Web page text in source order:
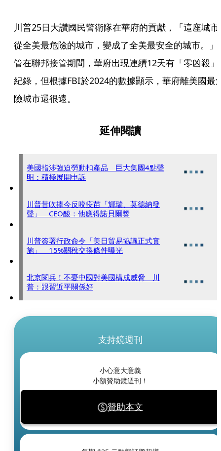
川普25日大讚國民警衛隊在華府的貢獻，「這座城市
從全美最危險的城市，變成了全美最安全的城市。」
管在聯邦接管期間，華府出現連續12天有「零凶殺」
紀錄，但根據FBI於2024的數據顯示，華府離美國最
險城市還很遠。
延伸閱讀
美國指涉強迫勞動扣產品 巨大集團4點聲
明：積極展開申訴
川普昔吹捧今反咬疫苗「輝瑞、莫德納發
聲」 CEO酸：他應得諾貝爾獎
川普簽署行政命令「美日貿易協議正式實
施」 15%關稅交換條件曝光
北京閱兵！不憂中國對美國構成威脅 川
普：跟習近平關係好
支持鏡週刊
小心意大意義
小額贊助鏡週刊！
贊助本文